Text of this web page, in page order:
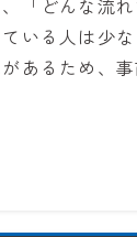
「どんな流
いる人は少
あるため、